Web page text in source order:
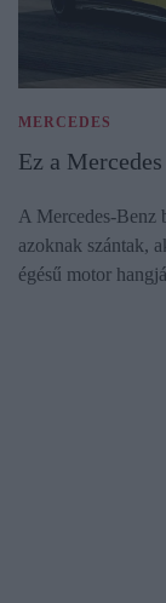
MERCEDES
Ez a
A Mercedes-Benz
azoknak szántak,
égésű motor